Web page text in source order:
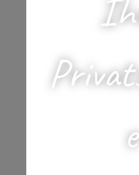
Sonja ist nicht nur eine
Mittlerweile ist sie wieder
Handwerk der
jedoch widmet sie sich
und ihre lustige Art, die e